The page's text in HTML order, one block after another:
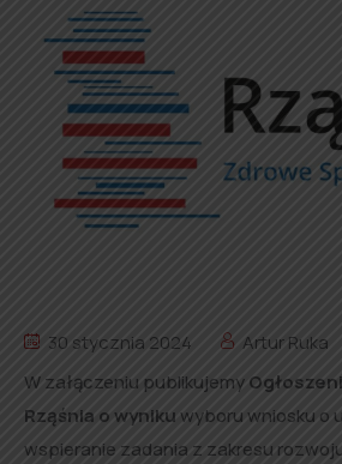
30 stycznia 2024
Artur Ruka
W załączeniu publikujemy
Rząśnia o wyniku wyboru wniosku o
wspieranie zadania z zakresu